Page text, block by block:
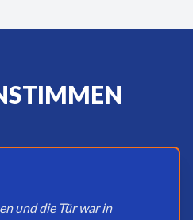
und die Tür war in